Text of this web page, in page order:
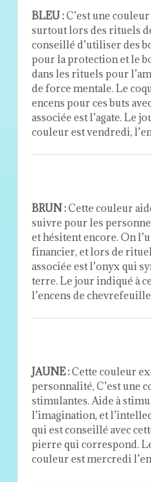
BLEU :C’est une
surtout lors des rituels
conseillé d’utiliser des
pour la protection et le
dans les rituels pour
de force mentale. Le
encens pour ces buts
associée est l’agate. Le
couleur est vendredi,
BRUN :Cette couleur
suivre pour les
et hésitent encore. On
financier, et lors de
associée est l’onyx qui
terre. Le jour indiqué à
l’encens de chevrefeuille
JAUNE :Cette couleur
personnalité, C’est une
stimulantes. Aide à
l’imagination, et
qui est conseillé avec
pierre qui correspond.
couleur est mercredi